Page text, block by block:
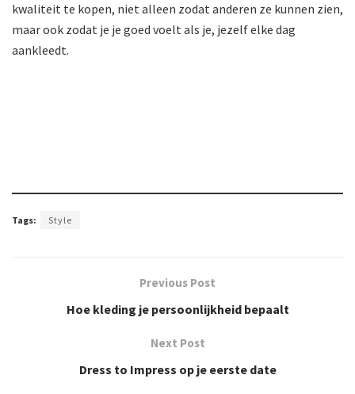
kwaliteit te kopen, niet alleen zodat anderen ze kunnen zien,
maar ook zodat je je goed voelt als je, jezelf elke dag
aankleedt.
Tags: Style
Previous Post
Hoe kleding je persoonlijkheid bepaalt
Next Post
Dress to Impress op je eerste date